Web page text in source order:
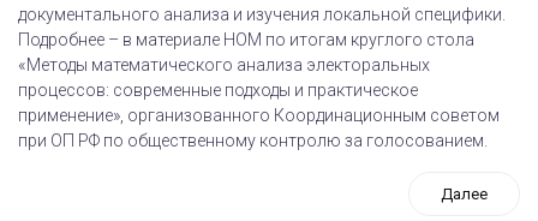
документального анализа и изучения локальной специфики.
Подробнее – в материале НОМ по итогам круглого стола
«Методы математического анализа электоральных
процессов: современные подходы и практическое
применение», организованного Координационным советом
при ОП РФ по общественному контролю за голосованием.
Далее